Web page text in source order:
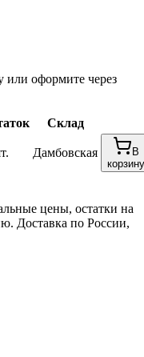
или оформите через
Склад
Дамбовская
В
корзину
цены, остатки на
Доставка по России,